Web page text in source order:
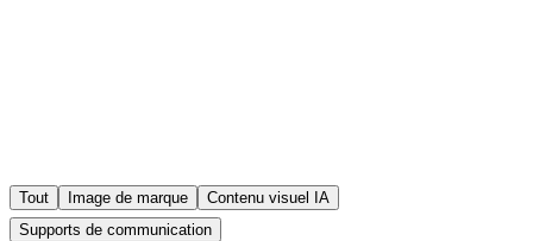
Tout Image de marque
Contenu visuel IA
Supports de communication